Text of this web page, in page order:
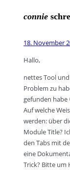
connie
18. November
Hallo,
nettes Tool
Problem zu
gefunden habe
Auf welche
werden: über
Module Title?
den Tabs mit
eine
Trick? Bitte um